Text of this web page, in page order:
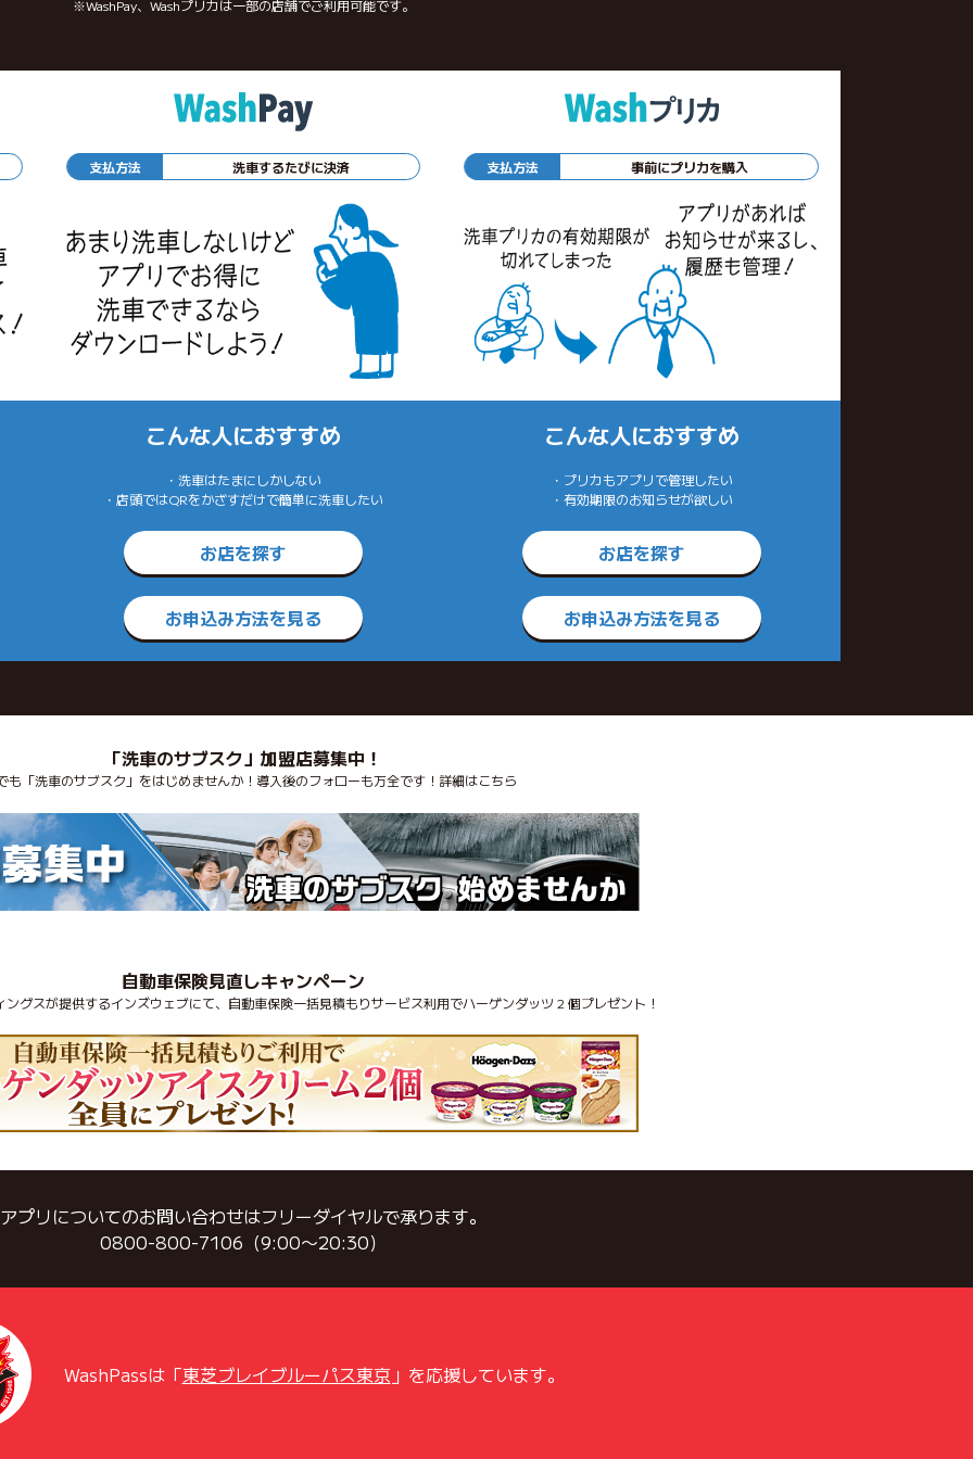
※WashPay、Washプリカは一部の店舗でご利用可能です。
支払方法 洗車するたびに決済
こんな人におすすめ
・洗車はたまにしかしない
・店頭ではQRをかざすだけで簡単に洗車したい
お店を探す
お申込み方法を見る
支払方法 事前にプリカを購入
こんな人におすすめ
・プリカもアプリで管理したい
・有効期限のお知らせが欲しい
お店を探す
お申込み方法を見る
「洗車のサブスク」加盟店募集中！
も「洗車のサブスク」をはじめませんか！導入後のフォローも万全です！詳細はこちら
自動車保険見直しキャンペーン
グスが提供するインズウェブにて、自動車保険一括見積もりサービス利用でハーゲンダッツ 2 個プレゼント！
アプリについてのお問い合わせはフリーダイヤルで承ります。
0800-800-7106（9:00〜20:30）
WashPassは「東芝ブレイブルーパス東京」を応援しています。